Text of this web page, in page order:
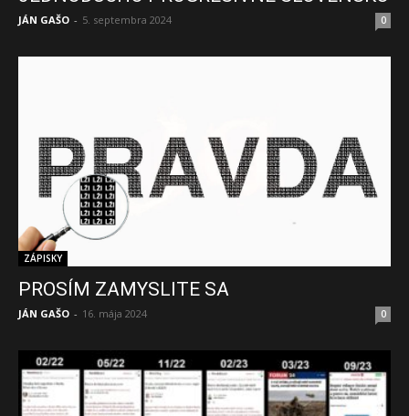
JÁN GAŠO - 5. septembra 2024 0
ZÁPISKY
PROSÍM ZAMYSLITE SA
JÁN GAŠO - 16. mája 2024 0